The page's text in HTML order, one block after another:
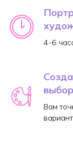
4-6
выбор
Вам